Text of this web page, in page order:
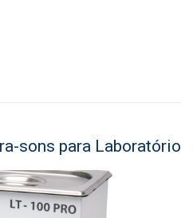
sons para Laboratório